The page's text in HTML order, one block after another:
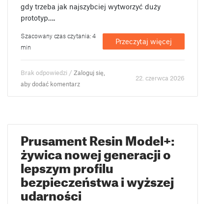
gdy trzeba jak najszybciej wytworzyć duży
prototyp….
Szacowany czas czytania: 4
min
Przeczytaj więcej
Brak odpowiedzi /Zaloguj się,
aby dodać komentarz
22. czerwca 2026
Prusament Resin Model+:
żywica nowej generacji o
lepszym profilu
bezpieczeństwa i wyższej
udarności